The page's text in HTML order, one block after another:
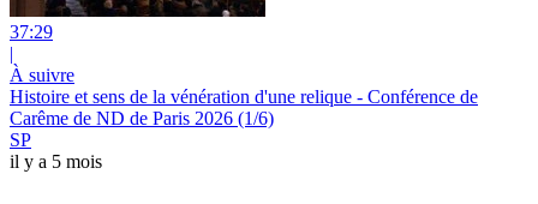
37:29
|
À suivre
Histoire et sens de la vénération d'une relique - Conférence de
Carême de ND de Paris 2026 (1/6)
SP
il y a 5 mois